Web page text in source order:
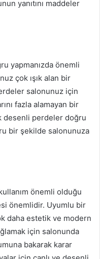
yanıtını maddeler
yapmanızda önemli
çok ışık alan bir
salonunuz için
fazla alamayan bir
desenli perdeler doğru
bir şekilde salonunuza
önemli olduğu
önemlidir. Uyumlu bir
daha estetik ve modern
için salonunda
bakarak karar